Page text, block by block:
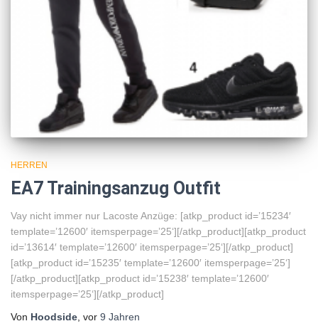
HERREN
EA7 Trainingsanzug Outfit
Vay nicht immer nur Lacoste Anzüge: [atkp_product id=’15234′
template=’12600′ itemsperpage=’25‘][/atkp_product][atkp_product
id=’13614′ template=’12600′ itemsperpage=’25‘][/atkp_product]
[atkp_product id=’15235′ template=’12600′ itemsperpage=’25‘]
[/atkp_product][atkp_product id=’15238′ template=’12600′
itemsperpage=’25‘][/atkp_product]
Von Hoodside, vor 9 Jahren